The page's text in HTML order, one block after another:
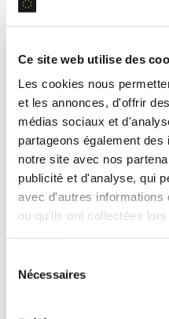
Ce site web utilise des
Les cookies nous
et les annonces, d'offrir
médias sociaux et
partageons également
notre site avec nos
publicité et d'analyse, qui
avec d'autres informations
ou qu'ils ont collectées
Nécessaires
productivité et
Génération de
Grâce à l’analyse de
automatique, cette
messages et des lignes
adaptés à des segments
Exemple d’utilisation
Une marque de mode
pour